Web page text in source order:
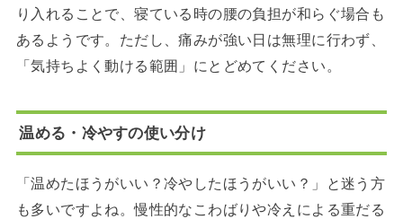
り入れることで、寝ている時の腰の負担が和らぐ場合も
あるようです。ただし、痛みが強い日は無理に行わず、
「気持ちよく動ける範囲」にとどめてください。
温める・冷やすの使い分け
「温めたほうがいい？冷やしたほうがいい？」と迷う方
も多いですよね。慢性的なこわばりや冷えによる重だる